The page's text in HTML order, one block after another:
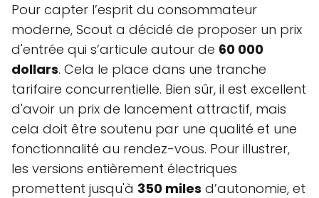
Pour capter l’esprit du consommateur
moderne, Scout a décidé de proposer un prix
d'entrée qui s’articule autour de 60 000
dollars. Cela le place dans une tranche
tarifaire concurrentielle. Bien sûr, il est excellent
d'avoir un prix de lancement attractif, mais
cela doit être soutenu par une qualité et une
fonctionnalité au rendez-vous. Pour illustrer,
les versions entièrement électriques
promettent jusqu'à 350 miles d’autonomie, et